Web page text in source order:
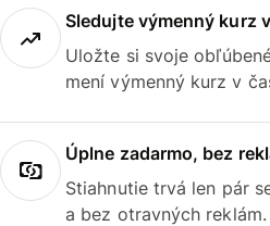
Sledujte výmenný kurz
Uložte si svoje
mení výmenný kurz v
Úplne zadarmo, bez
Stiahnutie trvá len pár
a bez otravných reklám.